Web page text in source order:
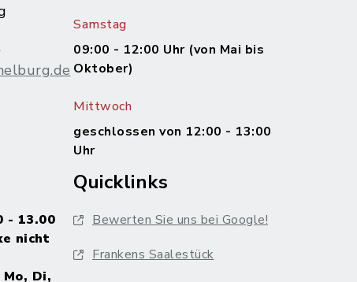
Samstag
09:00 - 12:00 Uhr (von Mai bis
Oktober)
Mittwoch
geschlossen von 12:00 - 13:00
Uhr
- 13.00
nicht
Di,
Quicklinks
Bewerten Sie uns bei Google!
Frankens Saalestück